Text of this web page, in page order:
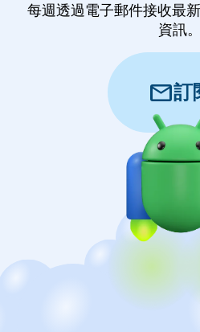
每週透過電子郵件接收最
資訊。
mail訂